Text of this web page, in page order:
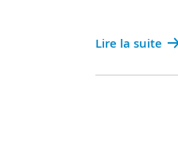
Lire la suite